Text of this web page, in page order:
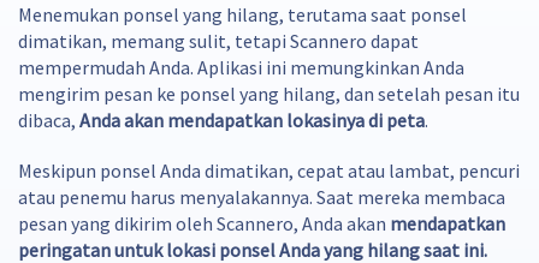
Menemukan ponsel yang hilang, terutama saat ponsel
dimatikan, memang sulit, tetapi Scannero dapat
mempermudah Anda. Aplikasi ini memungkinkan Anda
mengirim pesan ke ponsel yang hilang, dan setelah pesan itu
dibaca, Anda akan mendapatkan lokasinya di peta.
Meskipun ponsel Anda dimatikan, cepat atau lambat, pencuri
atau penemu harus menyalakannya. Saat mereka membaca
pesan yang dikirim oleh Scannero, Anda akan mendapatkan
peringatan untuk lokasi ponsel Anda yang hilang saat ini.